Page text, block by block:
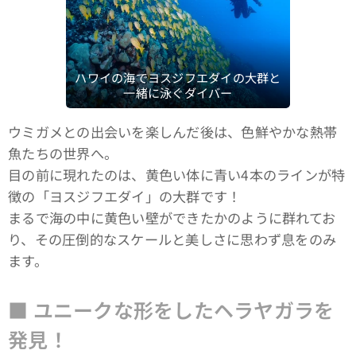
ハワイの海でヨスジフエダイの大群と
一緒に泳ぐダイバー
ウミガメとの出会いを楽しんだ後は、色鮮やかな熱帯
魚たちの世界へ。
目の前に現れたのは、黄色い体に青い4本のラインが特
徴の「ヨスジフエダイ」の大群です！
まるで海の中に黄色い壁ができたかのように群れてお
り、その圧倒的なスケールと美しさに思わず息をのみ
ます。
■ ユニークな形をしたヘラヤガラを
発見！